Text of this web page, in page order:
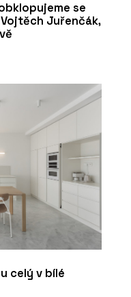
se
Juřenčák,
celý v bílé